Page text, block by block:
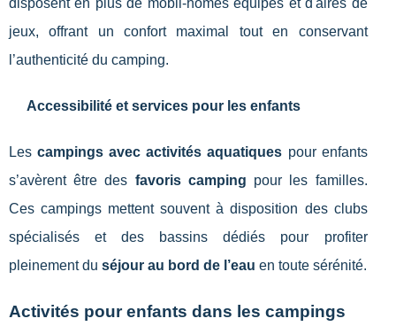
disposent en plus de mobil-homes équipés et d'aires de
jeux, offrant un confort maximal tout en conservant
l’authenticité du camping.
Accessibilité et services pour les enfants
Lescampings avec activités aquatiques pour enfants
s’avèrent être des favoris camping pour les familles.
Ces campings mettent souvent à disposition des clubs
spécialisés et des bassins dédiés pour profiter
pleinement du séjour au bord de l’eau en toute sérénité.
Activités pour enfants dans les campings